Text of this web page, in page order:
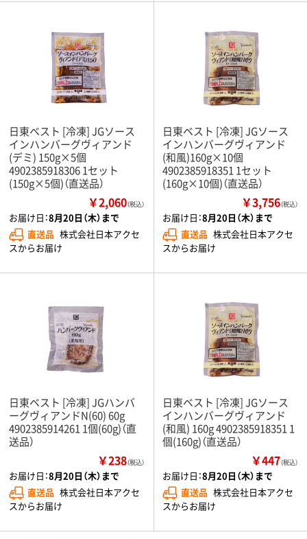
日東ベスト [冷凍] JGソース
インハンバーグヴィアンド
(デミ) 150g×5個
4902385918306 1セット
(150g×5個)（直送品）
￥2,060（税込）
お届け日：8月20日（木）まで
直送品 株式会社日本アクセ
スからお届け
日東ベスト [冷凍] JGソース
インハンバーグヴィアンド
(和風)160g×10個
4902385918351 1セット
(160g×10個)（直送品）
￥3,756（税込）
お届け日：8月20日（木）まで
直送品 株式会社日本アクセ
スからお届け
日東ベスト [冷凍] JGハンバ
ーグヴィアンドN(60) 60g
4902385914261 1個(60g)（直
送品）
￥238（税込）
お届け日：8月20日（木）まで
直送品 株式会社日本アクセ
スからお届け
日東ベスト [冷凍] JGソース
インハンバーグヴィアンド
(和風) 160g 4902385918351 1
個(160g)（直送品）
￥447（税込）
お届け日：8月20日（木）まで
直送品 株式会社日本アクセ
スからお届け